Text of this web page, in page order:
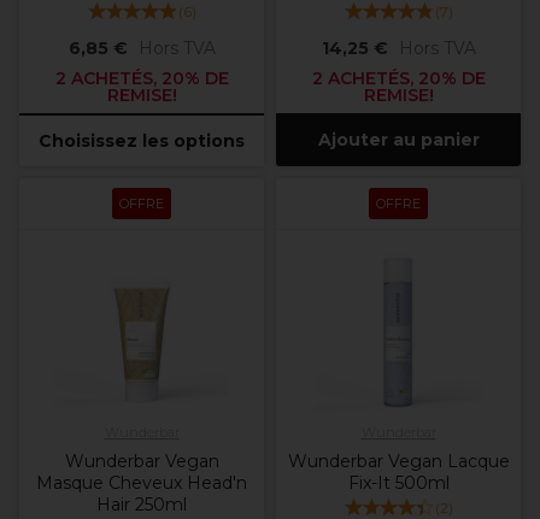
(6)
6,85 €
Hors TVA
2 ACHETÉS, 20% DE
REMISE!
Choisissez les options
(7)
14,25 €
Hors TVA
2 ACHETÉS, 20% DE
REMISE!
Ajouter au panier
OFFRE
Wunderbar Vegan
Masque Cheveux Head'n
Hair 250ml
OFFRE
Wunderbar Vegan Lacque
Fix-It 500ml
(2)